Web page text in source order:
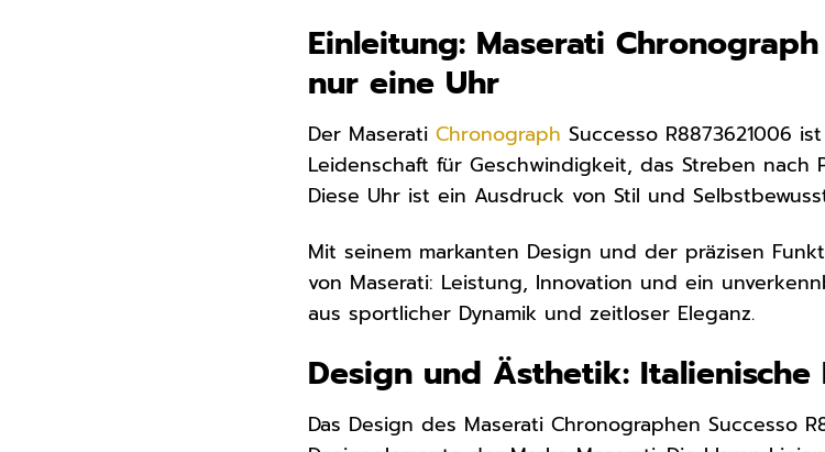
Einleitung: Maserati
nur eine Uhr
Der MaseratiChronograph Successo R8873621006
Leidenschaft für Geschwindigkeit, das Streben
Diese Uhr ist ein Ausdruck von Stil und
Mit seinem markanten Design und der präzisen
von Maserati: Leistung, Innovation und ein
aus sportlicher Dynamik und zeitloser Eleganz.
Design und Ästhetik:
Das Design des Maserati Chronographen Successo